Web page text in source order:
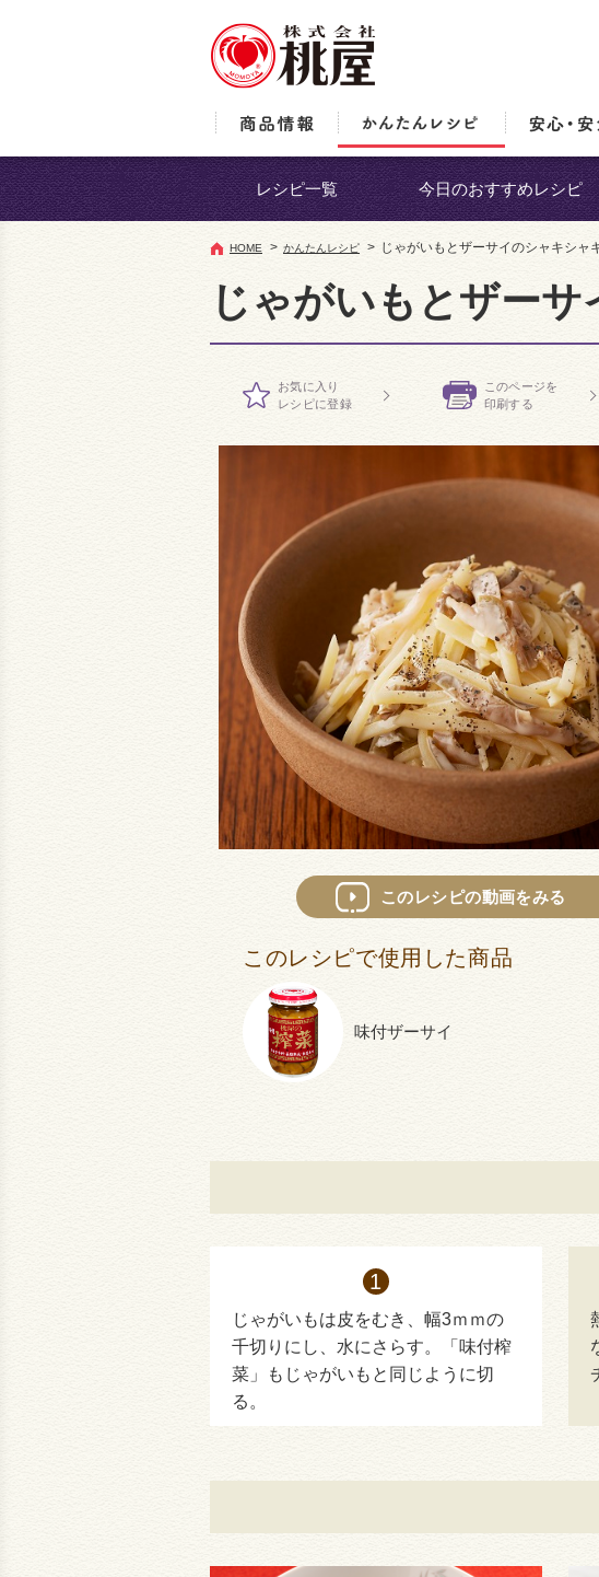
レシピ一覧 今日のおすすめレシピ
HOME > かんたんレシピ > じゃがいもとザーサイのシャキシャ
じゃがいもとザー
お気に入り
レシピに登録
このページを
印刷する
このレシピの動画をみる
このレシピで使用した商品
味付ザーサイ
じゃがいもは皮をむき、幅3ｍｍの
千切りにし、水にさらす。「味付榨
菜」もじゃがいもと同じように切
る。